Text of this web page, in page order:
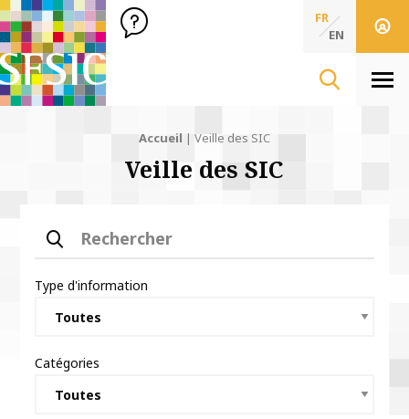
SFSIC Société Française des Sciences de l'Information & de
Société Française des Sciences
de l'Information
FR
EN
Accueil | Veille des SIC
Veille des SIC
Rechercher
Type d'information
Catégories